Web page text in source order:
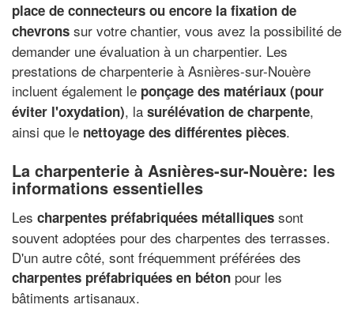
place de connecteurs ou encore la fixation de
chevrons sur votre chantier, vous avez la possibilité de
demander une évaluation à un charpentier. Les
prestations de charpenterie à Asnières-sur-Nouère
incluent également le ponçage des matériaux (pour
éviter l'oxydation), la surélévation de charpente,
ainsi que le nettoyage des différentes pièces.
La charpenterie à Asnières-sur-Nouère: les
informations essentielles
Les charpentes préfabriquées métalliques sont
souvent adoptées pour des charpentes des terrasses.
D'un autre côté, sont fréquemment préférées des
charpentes préfabriquées en béton pour les
bâtiments artisanaux.